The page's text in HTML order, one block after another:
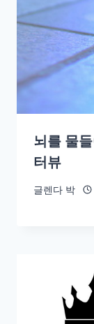
뇌를 물
터뷰
글렌다 박